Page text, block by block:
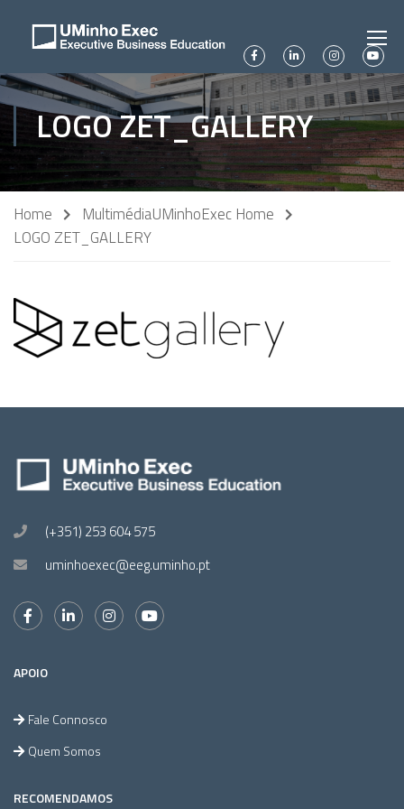
LOGO ZET_GALLERY
Home MultimédiaUMinhoExec Home
LOGO ZET_GALLERY
(+351) 253 604 575
uminhoexec@eeg.uminho.pt
APOIO
Fale Connosco
Quem Somos
RECOMENDAMOS